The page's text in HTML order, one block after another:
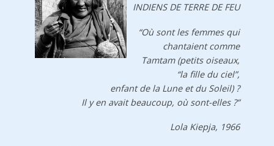
INDIENS DE TERRE DE FEU
“Où sont les femmes qui
chantaient comme
Tamtam (petits oiseaux,
“la fille du ciel”,
enfant de la Lune et du Soleil) ?
Il y en avait beaucoup, où sont-elles ?”
Lola Kiepja, 1966